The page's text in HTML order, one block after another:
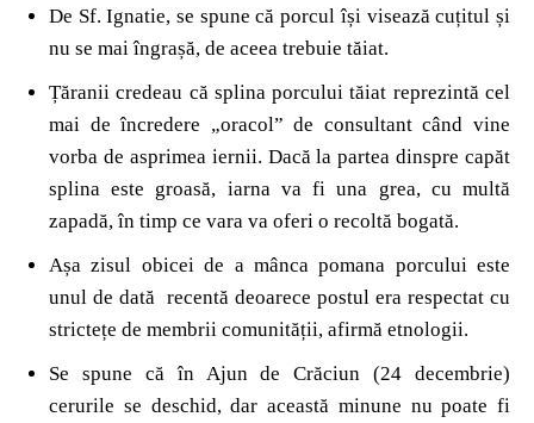
De Sf. Ignatie, se spune că porcul își visează cuțitul și
nu se mai îngrașă, de aceea trebuie tăiat.
Țăranii credeau că splina porcului tăiat reprezintă cel
mai de încredere „oracol” de consultant când vine
vorba de asprimea iernii. Dacă la partea dinspre capăt
splina este groasă, iarna va fi una grea, cu multă
zapadă, în timp ce vara va oferi o recoltă bogată.
Așa zisul obicei de a mânca pomana porcului este
unul de dată recentă deoarece postul era respectat cu
strictețe de membrii comunității, afirmă etnologii.
Se spune că în Ajun de Crăciun (24 decembrie)
cerurile se deschid, dar această minune nu poate fi